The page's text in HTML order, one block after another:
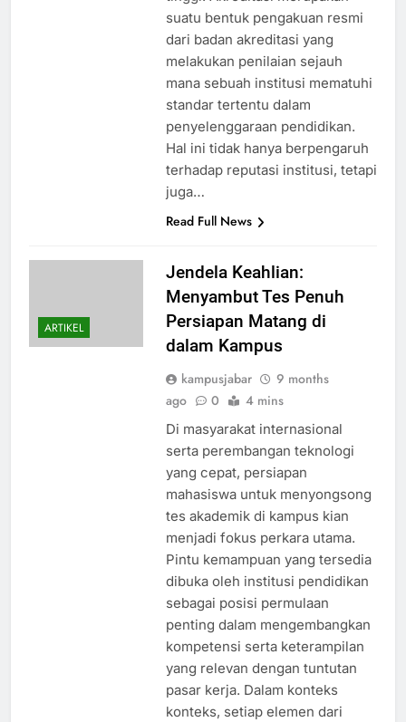
suatu bentuk pengakuan resmi
dari badan akreditasi yang
melakukan penilaian sejauh
mana sebuah institusi mematuhi
standar tertentu dalam
penyelenggaraan pendidikan.
Hal ini tidak hanya berpengaruh
terhadap reputasi institusi, tetapi
juga…
Read Full News
ARTIKEL
Jendela Keahlian:
Menyambut Tes Penuh
Persiapan Matang di
dalam Kampus
kampusjabar
9 months
ago
0 4 mins
Di masyarakat internasional
serta perembangan teknologi
yang cepat, persiapan
mahasiswa untuk menyongsong
tes akademik di kampus kian
menjadi fokus perkara utama.
Pintu kemampuan yang tersedia
dibuka oleh institusi pendidikan
sebagai posisi permulaan
penting dalam mengembangkan
kompetensi serta keterampilan
yang relevan dengan tuntutan
pasar kerja. Dalam konteks
konteks, setiap elemen dari